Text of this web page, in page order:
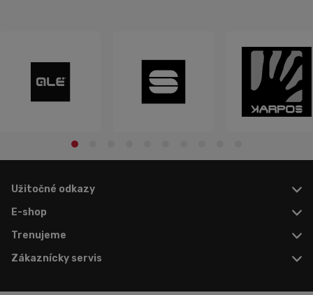
Užitočné odkazy
E-shop
Trenujeme
Zákaznícky servis